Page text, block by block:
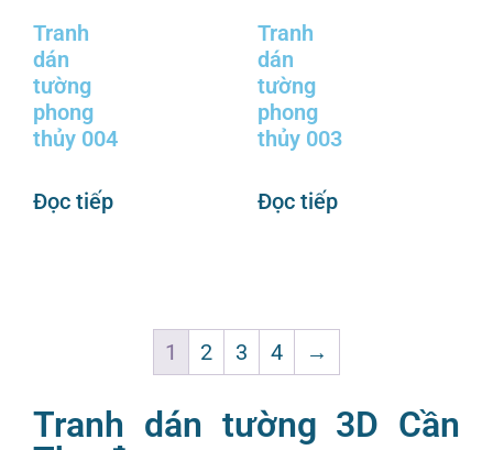
Tranh
dán
tường
phong
thủy 004
Đọc tiếp
Tranh
dán
tường
phong
thủy 003
Đọc tiếp
1 2 3 4 →
Tranh dán tường 3D Cần